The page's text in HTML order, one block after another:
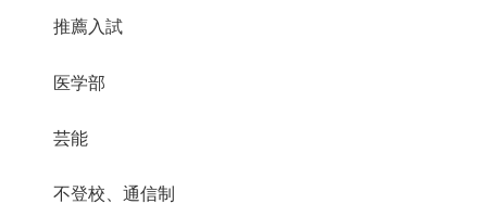
推薦入試
医学部
芸能
不登校、通信制